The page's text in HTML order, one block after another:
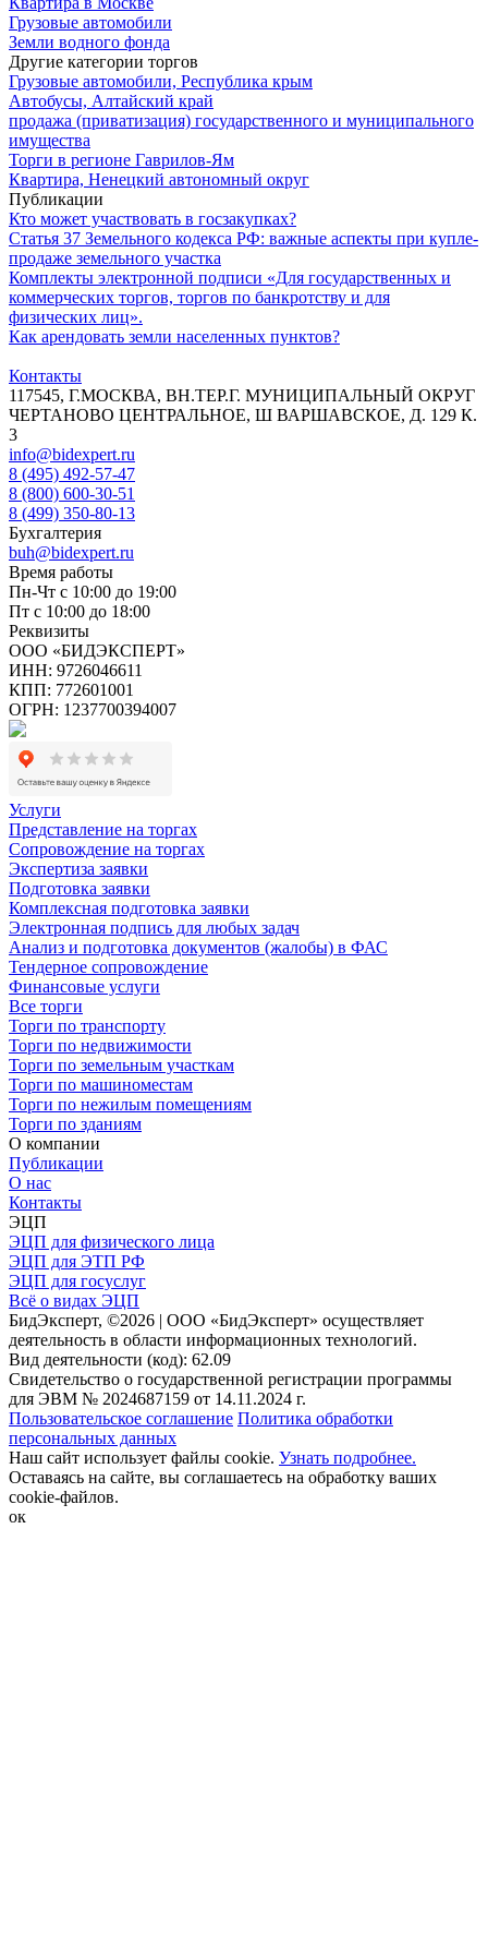
Грузовые автомобили
Земли водного фонда
Другие категории торгов
Грузовые автомобили, Республика крым
Автобусы, Алтайский край
продажа (приватизация) государственного и муниципального
имущества
Торги в регионе Гаврилов-Ям
Квартира, Ненецкий автономный округ
Публикации
Кто может участвовать в госзакупках?
Статья 37 Земельного кодекса РФ: важные аспекты при купле-
продаже земельного участка
Комплекты электронной подписи «Для государственных и
коммерческих торгов, торгов по банкротству и для
физических лиц».
Как арендовать земли населенных пунктов?
Контакты
117545, Г.МОСКВА, ВН.ТЕР.Г. МУНИЦИПАЛЬНЫЙ ОКРУГ
ЧЕРТАНОВО ЦЕНТРАЛЬНОЕ, Ш ВАРШАВСКОЕ, Д. 129 К.
3
info@bidexpert.ru
8 (495) 492-57-47
8 (800) 600-30-51
8 (499) 350-80-13
Бухгалтерия
buh@bidexpert.ru
Время работы
Пн-Чт с 10:00 до 19:00
Пт с 10:00 до 18:00
Реквизиты
ООО «БИДЭКСПЕРТ»
ИНН: 9726046611
КПП: 772601001
ОГРН: 1237700394007
Услуги
Представление на торгах
Сопровождение на торгах
Экспертиза заявки
Подготовка заявки
Комплексная подготовка заявки
Электронная подпись для любых задач
Анализ и подготовка документов (жалобы) в ФАС
Тендерное сопровождение
Финансовые услуги
Все торги
Торги по транспорту
Торги по недвижимости
Торги по земельным участкам
Торги по машиноместам
Торги по нежилым помещениям
Торги по зданиям
О компании
Публикации
О нас
Контакты
ЭЦП
ЭЦП для физического лица
ЭЦП для ЭТП РФ
ЭЦП для госуслуг
Всё о видах ЭЦП
БидЭксперт, ©2026 | ООО «БидЭксперт» осуществляет
деятельность в области информационных технологий.
Вид деятельности (код): 62.09
Свидетельство о государственной регистрации программы
для ЭВМ № 2024687159 от 14.11.2024 г.
Пользовательское соглашение Политика обработки
персональных данных
Наш сайт использует файлы cookie. Узнать подробнее.
Оставаясь на сайте, вы соглашаетесь на обработку ваших
cookie-файлов.
ок